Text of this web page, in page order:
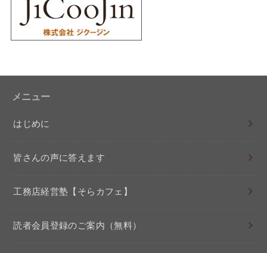
メニュー
はじめに
皆さんの声に答えます
工務店経営塾【そらカフェ】
読者会員登録のご案内（無料）